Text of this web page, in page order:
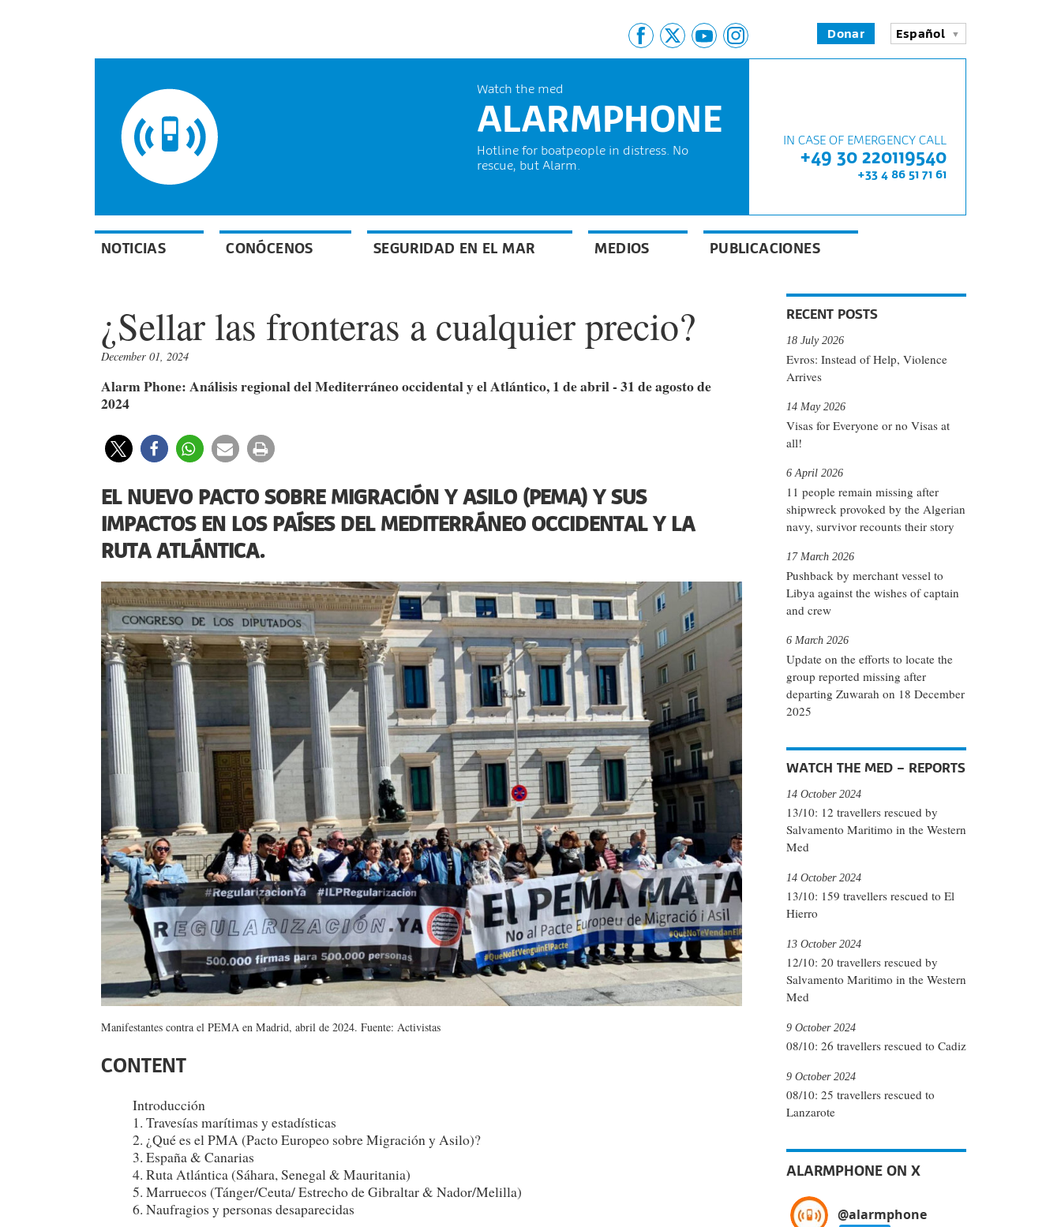
Donar Español
IN CASE OF EMERGENCY CALL
+49 30 220119540
+33 4 86 51 71 61
Watch the med
ALARMPHONE
Hotline for boatpeople in distress. No
rescue, but Alarm.
NOTICIAS CONÓCENOS SEGURIDAD EN EL MAR MEDIOS PUBLICACIONES
¿Sellar las fronteras a cualquier precio?
December 01, 2024
Alarm Phone: Análisis regional del Mediterráneo occidental y el Atlántico, 1 de abril - 31 de agosto de
2024
EL NUEVO PACTO SOBRE MIGRACIÓN Y ASILO (PEMA) Y SUS
IMPACTOS EN LOS PAÍSES DEL MEDITERRÁNEO OCCIDENTAL Y LA
RUTA ATLÁNTICA.
Manifestantes contra el PEMA en Madrid, abril de 2024. Fuente: Activistas
CONTENT
Introducción
1. Travesías marítimas y estadísticas
2. ¿Qué es el PMA (Pacto Europeo sobre Migración y Asilo)?
3. España & Canarias
4. Ruta Atlántica (Sáhara, Senegal & Mauritania)
5. Marruecos (Tánger/Ceuta/ Estrecho de Gibraltar & Nador/Melilla)
6. Naufragios y personas desaparecidas
RECENT POSTS
Evros: Instead of Help, Violence
Arrives
18 July 2026
Visas for Everyone or no Visas at
all!
14 May 2026
11 people remain missing after
shipwreck provoked by the Algerian
navy, survivor recounts their story
6 April 2026
Pushback by merchant vessel to
Libya against the wishes of captain
and crew
17 March 2026
Update on the efforts to locate the
group reported missing after
departing Zuwarah on 18 December
2025
6 March 2026
WATCH THE MED – REPORTS
13/10: 12 travellers rescued by
Salvamento Maritimo in the Western
Med
14 October 2024
13/10: 159 travellers rescued to El
Hierro
14 October 2024
12/10: 20 travellers rescued by
Salvamento Maritimo in the Western
Med
13 October 2024
08/10: 26 travellers rescued to Cadiz
9 October 2024
08/10: 25 travellers rescued to
Lanzarote
9 October 2024
ALARMPHONE ON X
@alarmphone